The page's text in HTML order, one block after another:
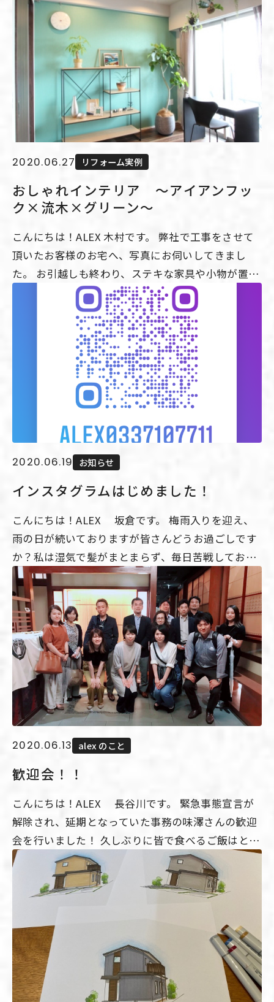
ごすのもいいですよね。東横線の真下にあることを
感じさせないのが不思議です。テラス席もあり、碑
文谷公園を眺めながらゆったりとした過ぎてゆきま
ッドや豆乳角食パンがおすすめです。 お近くにいら
した時にはパンのいい匂いに癒されに、立ち寄って
みてくださいね。 ↓ALEXの豊富な施工実例はこち
らから↓
http://www.cosmodog.jp/gallery/Popularity.html
2020.06.27 リフォーム実例
おしゃれインテリア ～アイアンフッ
ク×流木×グリーン～
こんにちは！ALEX 木村です。 弊社で工事をさせて
頂いたお客様のお宅へ、写真にお伺いしてきまし
た。 お引越しも終わり、ステキな家具や小物が置か
れており、とてもオシャレでした。 そこで、書斎コ
ーナーで初めて見たアイテムがあり、とても素敵だ
ったのでご紹介させて頂きます。もちろんのことな
がら、鮮やかなグリーンの壁紙、そして、家具はと
てもオシャレなのですが、注目は天井です！！ 天井
にアイアンフックを2個設置してほしいとのご依頼
は頂いていたのですが、このようなインテリアにな
け、そこにグリーンを垂らして、飾っておられま
す。流木がまたオシャレでした。 窓際で日当たりも
て、高い位置に小物を配置すると、お部屋に立体感
がでますね。その他のお部屋も素敵な家具やインテ
リアが満載でした。弊社の工事後に、このように素
敵な暮らしをして頂いていると思うと、とても嬉し
いです。 他のお部屋の写真は、施工実例に後日掲載
いたしますので、お楽しみに☆ ↓ALEXの豊富な施
工実例はこちらから↓
http://www.cosmodog.jp/gallery/Popularity.html
2020.06.19 お知らせ
インスタグラムはじめました！
こんにちは！ALEX 坂倉です。 梅雨入りを迎え、
雨の日が続いておりますが皆さんどうお過ごしです
か？私は湿気で髪がまとまらず、毎日苦戦しており
ます。今年の梅雨は例年に比べ短いそうですよ。夏
が来るのが待ち遠しいですね！ この度、アレックス
はインスタグラムアカウントを開設致しました！
【アカウント名】alex0337107711 【名前】株式会
社アレックス ↓QRコード↓ 今までの施工実例をた
くさん投稿していきます。 まだ始めたばかりです
が、これから充実させていきますのでぜひご覧くだ
さい！ ↓ALEXの豊富な施工実例はこちらから↓
http://www.cosmodog.jp/gallery/Popularity.html
2020.06.13
alex のこと
歓迎会！！
こんにちは！ALEX 長谷川です。 緊急事態宣言が
解除され、延期となっていた事務の味澤さんの歓迎
会を行いました！ 久しぶりに皆で食べるご飯はとて
も楽しく、とても美味しかったです♪ （個人的には
地元の名酒「八海山」が飲めて大満足でした） 新し
い仲間を迎えて、これからも社員一同がんばりま
http://www.cosmodog.jp/gallery/Popularity.html